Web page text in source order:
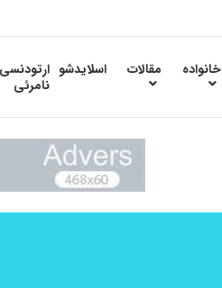
خانواده مقالات اسلایدشو ارتودنسی
نامرئی